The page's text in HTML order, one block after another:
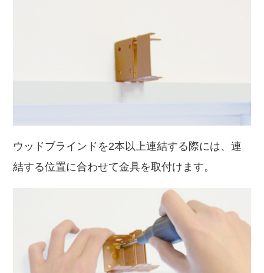
ウッドブラインドを2本以上連結する際には、連
結する位置に合わせて金具を取付けます。